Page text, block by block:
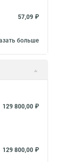
57,09 ₽
больше
129 800,00 ₽
129 800,00 ₽